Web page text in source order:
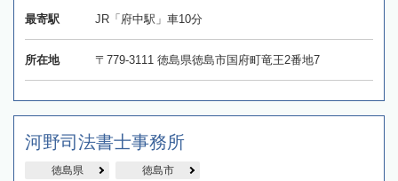
最寄駅 JR「府中駅」車10分
所在地 〒779-3111 徳島県徳島市国府町竜王2番地7
河野司法書士事務所
徳島県 徳島市